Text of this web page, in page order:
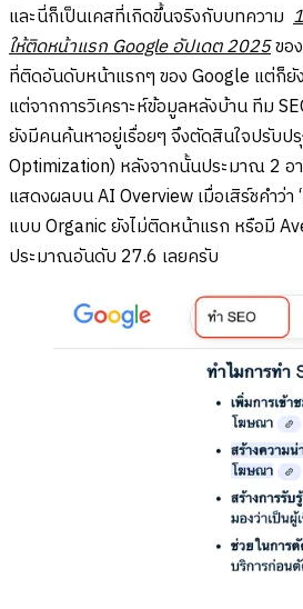
และนี่ก็เป็นเคสที่เกิดขึ้นจริงกับบทความ
ให้ติดหน้าแรก Google อัปเดต 2025ขอ
ที่ติดอันดับหน้าแรกๆ ของ Google แต่ก็
แต่จากการวิเคราะห์ข้อมูลหลังบ้าน ทีม
ยังมีคนค้นหาอยู่เรื่อยๆ จึงตัดสินใจปรับป
Optimization) หลังจากนั้นประมาณ 2 อ
แสดงผลบน AI Overview เมื่อเสิร์ชคำว่
แบบ Organic ยังไม่ติดหน้าแรก หรือมี
ประมาณอันดับ 27.6 เลยครับ